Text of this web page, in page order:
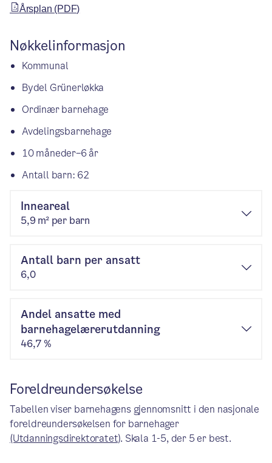
Årsplan (PDF)
Nøkkelinformasjon
Kommunal
Bydel Grünerløkka
Ordinær barnehage
Avdelingsbarnehage
10 måneder–6 år
Antall barn: 62
Inneareal
5,9 m² per barn
Antall barn per ansatt
6,0
Andel ansatte med
barnehagelærerutdanning
46,7 %
Foreldreundersøkelse
Tabellen viser barnehagens gjennomsnitt i den nasjonale
foreldreundersøkelsen for barnehager
(Utdanningsdirektoratet). Skala 1-5, der 5 er best.